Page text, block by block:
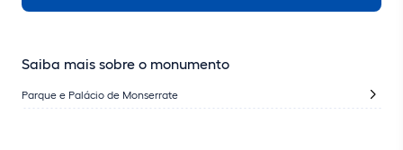
Saiba mais sobre o monumento
Parque e Palácio de Monserrate